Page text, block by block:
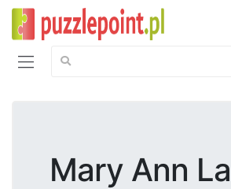
Szukaj:
Mary Ann